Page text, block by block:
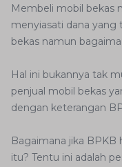
Membeli mobil bekas
menyiasati dana yang
bekas namun
Hal ini bukannya tak
penjual mobil bekas
dengan keterangan
Bagaimana jika BPKB
itu? Tentu ini adalah